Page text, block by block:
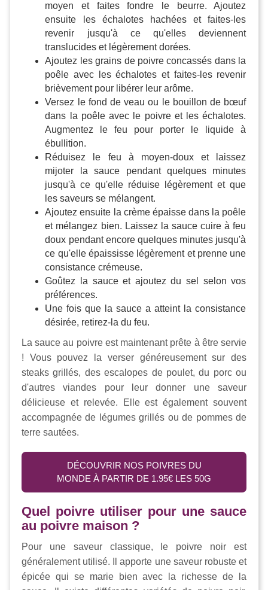
moyen et faites fondre le beurre. Ajoutez
ensuite les échalotes hachées et faites-les
revenir jusqu'à ce qu'elles deviennent
translucides et légèrement dorées.
Ajoutez les grains de poivre concassés dans la
poêle avec les échalotes et faites-les revenir
brièvement pour libérer leur arôme.
Versez le fond de veau ou le bouillon de bœuf
dans la poêle avec le poivre et les échalotes.
Augmentez le feu pour porter le liquide à
ébullition.
Réduisez le feu à moyen-doux et laissez
mijoter la sauce pendant quelques minutes
jusqu'à ce qu'elle réduise légèrement et que
les saveurs se mélangent.
Ajoutez ensuite la crème épaisse dans la poêle
et mélangez bien. Laissez la sauce cuire à feu
doux pendant encore quelques minutes jusqu'à
ce qu'elle épaississe légèrement et prenne une
consistance crémeuse.
Goûtez la sauce et ajoutez du sel selon vos
préférences.
Une fois que la sauce a atteint la consistance
désirée, retirez-la du feu.
La sauce au poivre est maintenant prête à être servie
! Vous pouvez la verser généreusement sur des
steaks grillés, des escalopes de poulet, du porc ou
d'autres viandes pour leur donner une saveur
délicieuse et relevée. Elle est également souvent
accompagnée de légumes grillés ou de pommes de
terre sautées.
DÉCOUVRIR NOS POIVRES DU
MONDE À PARTIR DE 1.95€ LES 50G
Quel poivre utiliser pour une sauce
au poivre maison ?
Pour une saveur classique, le poivre noir est
généralement utilisé. Il apporte une saveur robuste et
épicée qui se marie bien avec la richesse de la